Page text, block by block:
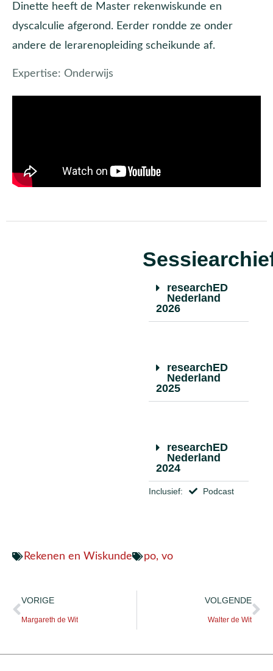
Dinette heeft de Master rekenwiskunde en
dyscalculie afgerond. Eerder rondde ze onder
andere de lerarenopleiding scheikunde af.
Expertise: Onderwijs
researchED
Nederland
2026
researchED
Nederland
2025
researchED
Nederland
2024
Inclusief: Podcast
Rekenen en Wiskunde po, vo
VORIGE
Margareth de Wit
VOLGENDE
Walter de Wit